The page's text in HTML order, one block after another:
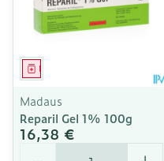
Médicament
Madaus
Reparil Gel 1% 100g
16,38 €